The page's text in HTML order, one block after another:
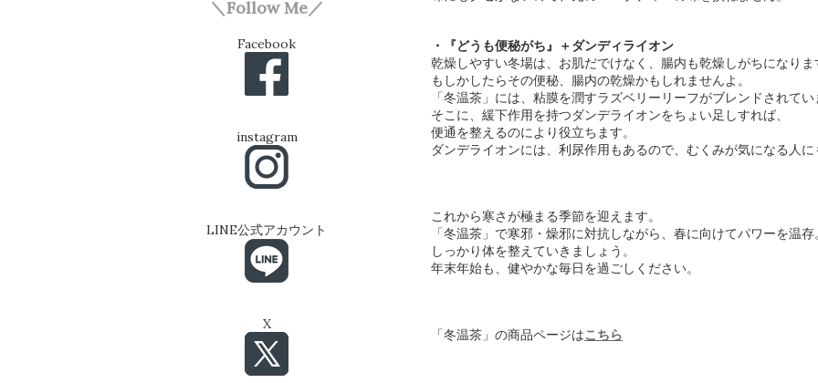
・
『どうも便秘がち』＋ダンディライオン
乾燥しやすい冬場は、お肌だでけなく、腸内も乾燥しがちになりま
もしかしたらその便秘、腸内の乾燥かもしれませんよ。
「冬温茶」には、粘膜を潤すラズベリーリーフがブレンドされて
そこに、緩下作用を持つダンデライオンをちょい足しすれば、
便通を整えるのにより役立ちます。
ダンデライオンには、利尿作用もあるので、むくみが気になる人
これから寒さが極まる季節を迎えます。
「冬温茶」で寒邪・燥邪に対抗しながら、春に向けてパワーを温存
しっかり体を整えていきましょう。
年末年始も、健やかな毎日を過ごしください。
「冬温茶」の商品ページはこちら
＼Follow Me／
Facebook
instagram
LINE公式アカウント
X